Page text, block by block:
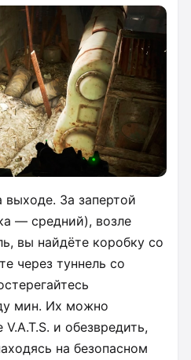
выходе. За запертой
— средний), возле
вы найдёте коробку со
через туннель со
мин. Их можно
и обезвредить,
на безопасном